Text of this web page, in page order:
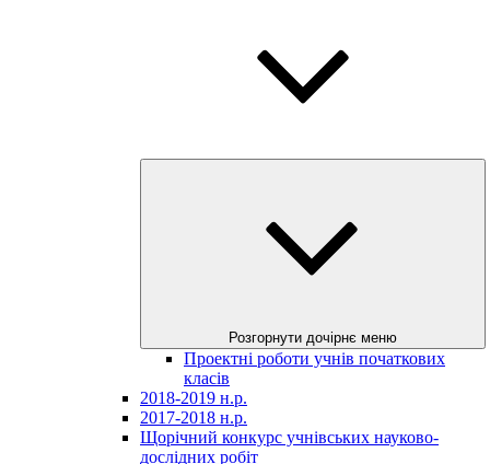
Розгорнути дочірнє меню
Проектні роботи учнів початкових
класів
2018-2019 н.р.
2017-2018 н.р.
Щорічний конкурс учнівських науково-
дослідних робіт